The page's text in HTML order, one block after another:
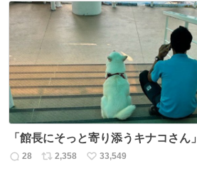
「館長にそっと寄り添うキナコさん」
返
28
リ
2,358
い
33,549